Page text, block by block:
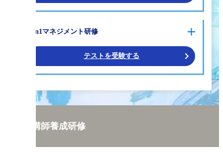
社内講師と社外講師の特徴を把握した上で、人材研修を実施す
知っている一方、講師としてのマインドやスタンスを新たに身
そのため、本研修では、ミニワークを通じて、社内講師として
評価と成長を促す評価～
価を妨げるアンコンシャス・バイアス～
人事評価の基礎（実践編）～成長を促す人
1on1マネジメント研修
テストを受験する
1on1マネジメント研修（応用編）
1on1マネジメント研修（実践編）
社内講師養成研修